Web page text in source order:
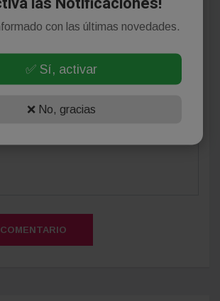
publicado)
con las últimas novedades.
✅ Sí, activar
❌ No, gracias